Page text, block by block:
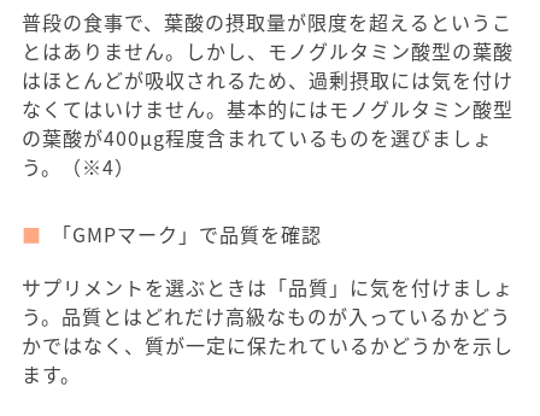
普段の食事で、葉酸の摂取量が限度を超えるというこ
とはありません。しかし、モノグルタミン酸型の葉酸
はほとんどが吸収されるため、過剰摂取には気を付け
なくてはいけません。基本的にはモノグルタミン酸型
の葉酸が400μg程度含まれているものを選びましょ
う。（※4）
「GMPマーク」で品質を確認
サプリメントを選ぶときは「品質」に気を付けましょ
う。品質とはどれだけ高級なものが入っているかどう
かではなく、質が一定に保たれているかどうかを示し
ます。